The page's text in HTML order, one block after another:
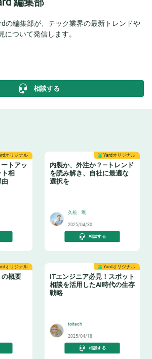
の編集部が、テック業界の最新トレンドや
について発信します。
相談する
オリジナル
トアッ
相
由
Yardオリジナル
内製か、外注か？—トレンド
を読み解き、自社に最適な
選択を
久松 剛
2025/04/30
相談する
オリジナル
の概要
Yardオリジナル
ITエンジニア必見！スポット
相談を活用したAI時代の生存
戦略
toitech
2025/04/18
相談する